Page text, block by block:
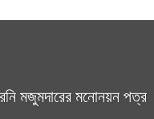
মজুমদারের মনোনয়ন পত্র